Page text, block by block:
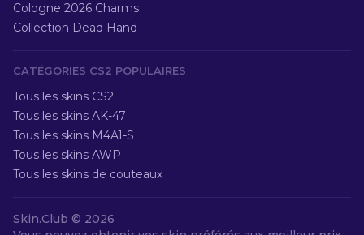
Cologne 2026 Charms
Collection Dead Hand
CATÉGORIES CS2 POPULAIRES
Tous les skins CS2
Tous les skins AK-47
Tous les skins M4A1-S
Tous les skins AWP
Tous les skins de couteaux
Skin.Club © 2026